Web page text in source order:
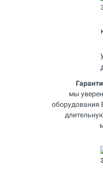
мы
оборудования